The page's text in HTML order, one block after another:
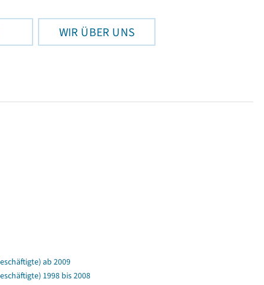
WIR ÜBER UNS
ab 2009
1998 bis 2008